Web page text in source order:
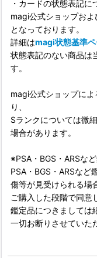
・カードの状態表記に
magi公式ショップお
となっております。
詳細はmagi状態基準
状態表記のない商品は
す。
magi公式ショップに
り、
Sランクについては微
場合があります。
※PSA・BGS・ARSな
PSA・BGS・ARSなど
傷等が見受けられる場
ご購入した段階で同意
鑑定品につきましては
一切お断りさせていた